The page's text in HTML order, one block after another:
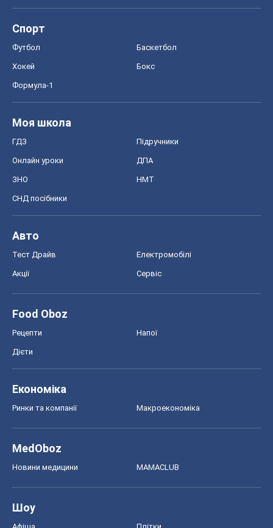
Спорт
Футбол Баскетбол
Хокей Бокс
Формула-1
Моя школа
ГДЗ Підручники
Онлайн уроки ДПА
ЗНО НМТ
СНД посібники
Авто
Тест Драйв Електромобілі
Акції Сервіс
Food Oboz
Рецепти Напої
Дієти
Економіка
Ринки та компанії Макроекономіка
MedOboz
Новини медицини MAMACLUB
Шоу